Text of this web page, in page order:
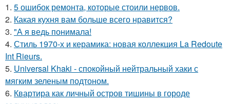
1. 5 ошибок ремонта, которые стоили нервов.
2. Какая кухня вам больше всего нравится?
3. "А я ведь понимала!
4. Стиль 1970-х и керамика: новая коллекция La Redoute
Int Rieurs.
5. Universal Khaki - спокойный нейтральный хаки с
мягким зеленым подтоном.
6. Квартира как личный остров тишины в городе